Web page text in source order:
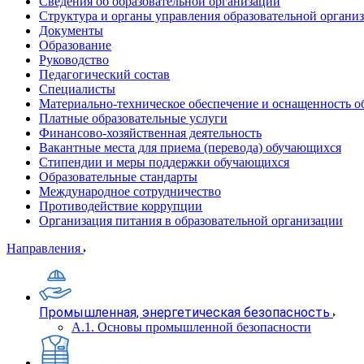
Структура и органы управления образовательной
Документы
Образование
Руководство
Педагогический состав
Специалисты
Материально-техническое обеспечение и оснащенность
Платные образовательные услуги
Финансово-хозяйственная деятельность
Вакантные места для приема (перевода) обучающихся
Стипендии и меры поддержки обучающихся
Образовательные стандарты
Международное сотрудничество
Противодействие коррупции
Организация питания в образовательной организации
Направления
Промышленная, энергетическая безопасность
А.1. Основы промышленной безопасности